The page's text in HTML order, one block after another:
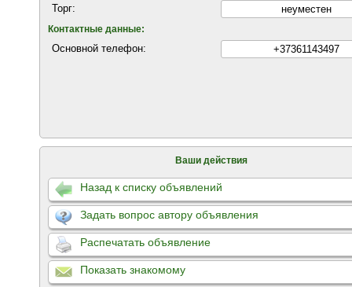
Торг:
неуместен
Контактные данные:
Основной телефон: +37361143497
Ваши действия
Назад к списку объявлений
Задать вопрос автору объявления
Распечатать объявление
Показать знакомому